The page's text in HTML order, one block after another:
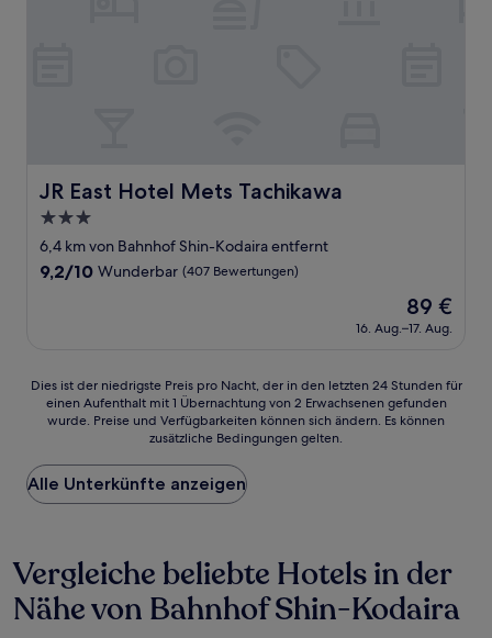
JR East Hotel Mets Tachikawa
JR East Hotel Mets Tachikawa
3.0-
Sterne-
Unterkunft
6,4 km von Bahnhof Shin-Kodaira entfernt
9.2
9,2/10 Wunderbar (407 Bewertungen)
Der
Preis
beträgt
89 €
16. Aug.–17. Aug.
Dies
der
Preis
pro
Nacht,
den
letzten
24 Stunden
für
Dies ist der niedrigste Preis pro Nacht, der in den letzten 24 Stunden für
einen Aufenthalt mit 1 Übernachtung von 2 Erwachsenen gefunden
wurde. Preise und Verfügbarkeiten können sich ändern. Es können
zusätzliche Bedingungen gelten.
Alle Unterkünfte anzeigen
Vergleiche beliebte Hotels in der
Nähe von Bahnhof Shin-Kodaira